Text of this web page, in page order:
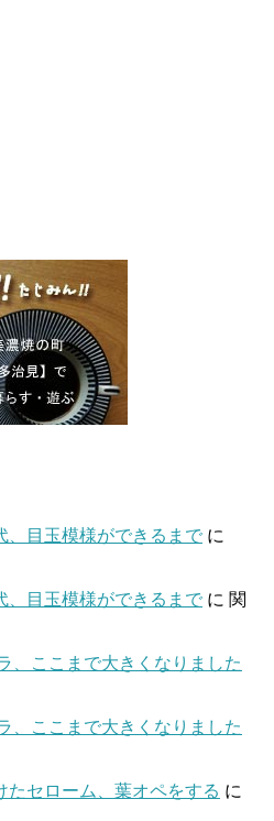
、目玉模様ができるまで に
、目玉模様ができるまで に 関
、ここまで大きくなりました
、ここまで大きくなりました
たセローム、葉オペをする に